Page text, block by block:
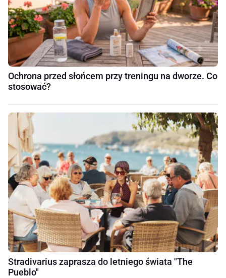
Ochrona przed słońcem przy treningu na dworze. Co
stosować?
Stradivarius zaprasza do letniego świata "The
Pueblo"